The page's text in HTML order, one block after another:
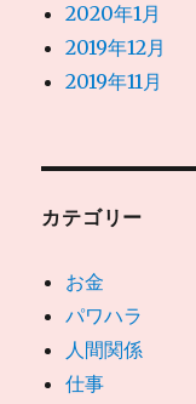
2020年1月
2019年12月
2019年11月
カテゴリー
お金
パワハラ
人間関係
仕事